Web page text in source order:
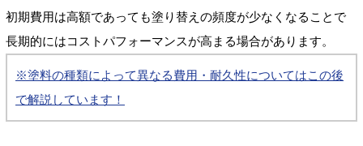
初期費用は高額であっても塗り替えの頻度が少なくなることで
長期的にはコストパフォーマンスが高まる場合があります。
※塗料の種類によって異なる費用・耐久性についてはこの後
で解説しています！